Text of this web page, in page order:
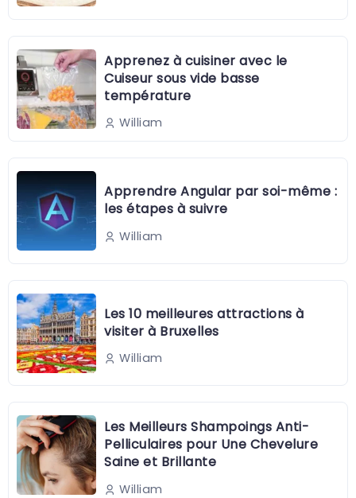
Apprenez à cuisiner avec le
Cuiseur sous vide basse
température
William
Apprendre Angular par soi-même :
les étapes à suivre
William
Les 10 meilleures attractions à
visiter à Bruxelles
William
Les Meilleurs Shampoings Anti-
Pelliculaires pour Une Chevelure
Saine et Brillante
William